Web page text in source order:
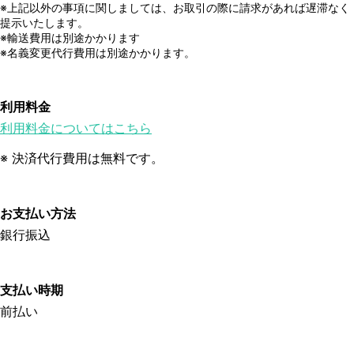
※上記以外の事項に関しましては、お取引の際に請求があれば遅滞なく
提示いたします。
※輸送費用は別途かかります
※名義変更代行費用は別途かかります。
利用料金
利用料金についてはこちら
※ 決済代行費用は無料です。
お支払い方法
銀行振込
支払い時期
前払い